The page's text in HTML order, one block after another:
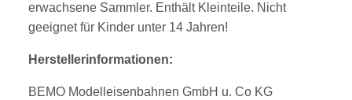
erwachsene Sammler. Enthält Kleinteile. Nicht
geeignet für Kinder unter 14 Jahren!
Herstellerinformationen:
BEMO Modelleisenbahnen GmbH u. Co KG